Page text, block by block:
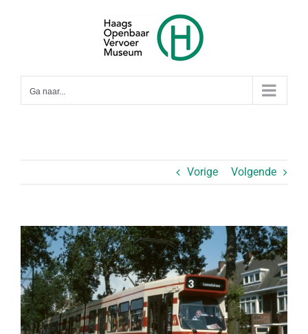
Ga naar...
Vorige Volgende
Bekijk
grotere
afbeelding